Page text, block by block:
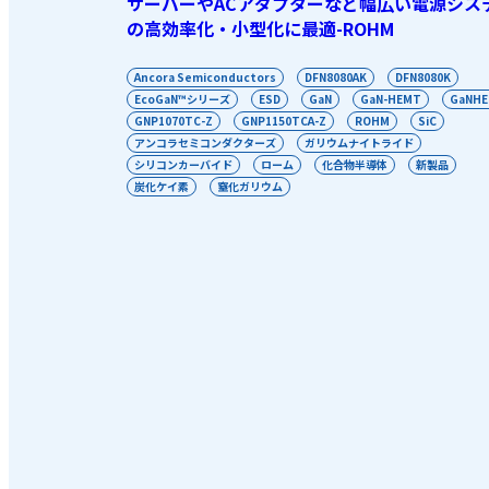
の高効率化・小型化に最適-ROHM
Ancora Semiconductors DFN8080AK
DFN8080K
EcoGaN™シリーズ
ESD GaN GaN-HEMT
GNP1070TC-Z
GNP1150TCA-Z ROHM
SiC
アンコラセミコンダクターズ
ガリウムナイトライド
シリコンカーバイド
ローム 化合物半導体
新製品
炭化ケイ素
窒化ガリウム